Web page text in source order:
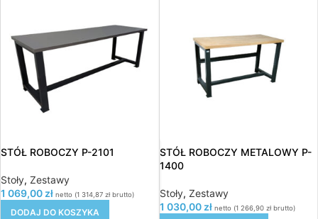
STÓŁ ROBOCZY P-2101
Stoły, Zestawy
1 069,00 zł netto (1 314,87 zł brutto)
DODAJ DO KOSZYKA
STÓŁ ROBOCZY METALOWY P-
1400
Stoły, Zestawy
1 030,00 zł netto (1 266,90 złbrutto)